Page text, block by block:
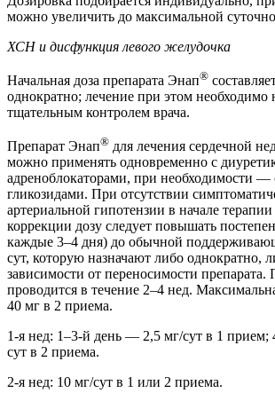
можно увеличить до максимальной
ХСН и дисфункция левого желудочка
Начальная доза препарата Энап®
однократно; лечение при этом необходимо
тщательным контролем врача.
Препарат Энап® для лечения сердечной
можно применять одновременно с
адреноблокаторами, при необходимости —
гликозидами. При отсутствии
артериальной гипотензии в начале
коррекции дозу следует повышать
каждые 3–4 дня) до обычной
сут, которую назначают либо однократно,
зависимости от переносимости препарата.
проводится в течение 2–4 нед.
40 мг в 2 приема.
1-я нед: 1–3-й день — 2,5 мг/сут в 1
сут в 2 приема.
2-я нед: 10 мг/сут в 1 или 2 приема.